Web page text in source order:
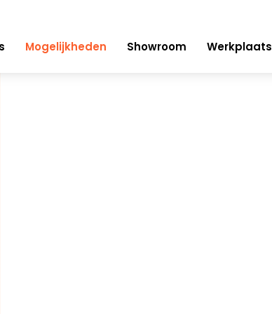
Mogelijkheden Showroom Werkplaats